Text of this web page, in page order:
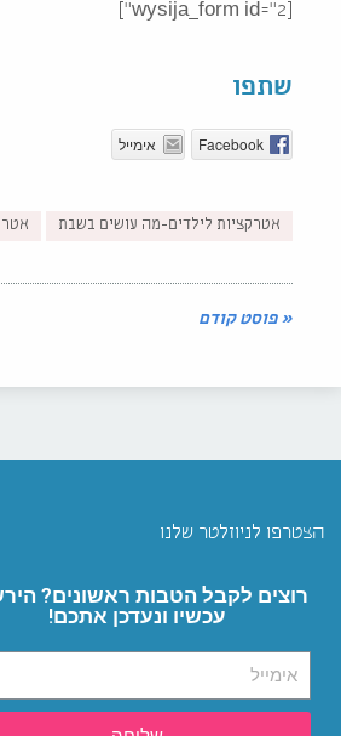
שתפו
Facebook אימייל
אטרקציות לילדים-מה עושים בשבת
« פוסט קודם
הצטרפו לניוזלטר שלנו
רוצים לקבל הטבות ראשונים?
עכשיו ונעדכן אתכם!